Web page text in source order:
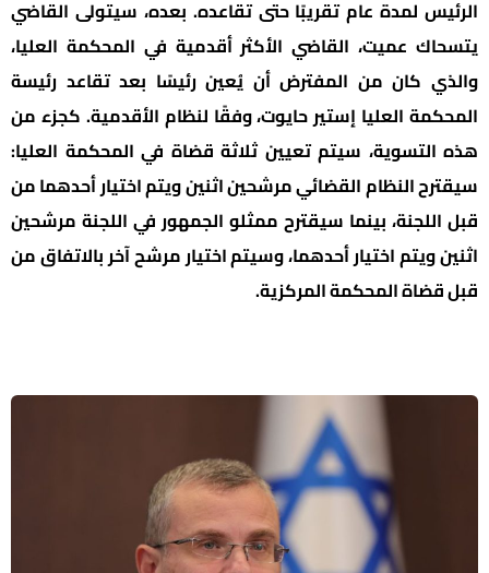
الرئيس لمدة عام تقريبًا حتى تقاعده. بعده، سيتولى القاضي
يتسحاك عميت، القاضي الأكثر أقدمية في المحكمة العليا،
والذي كان من المفترض أن يُعين رئيسًا بعد تقاعد رئيسة
المحكمة العليا إستير حايوت، وفقًا لنظام الأقدمية. كجزء من
هذه التسوية، سيتم تعيين ثلاثة قضاة في المحكمة العليا:
سيقترح النظام القضائي مرشحين اثنين ويتم اختيار أحدهما من
قبل اللجنة، بينما سيقترح ممثلو الجمهور في اللجنة مرشحين
اثنين ويتم اختيار أحدهما، وسيتم اختيار مرشح آخر بالاتفاق من
قبل قضاة المحكمة المركزية.